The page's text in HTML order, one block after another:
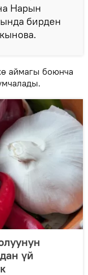
Нарын
бирден
аймагы боюнча
үй